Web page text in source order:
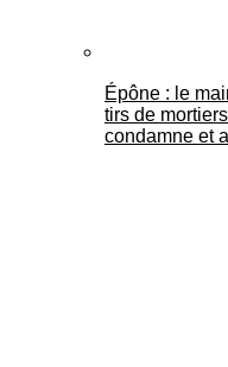
Épône : le
tirs de
condamne et